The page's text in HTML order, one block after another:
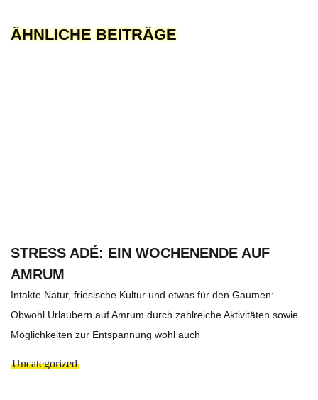
ÄHNLICHE BEITRÄGE
STRESS ADÉ: EIN WOCHENENDE AUF
AMRUM
Intakte Natur, friesische Kultur und etwas für den Gaumen:
Obwohl Urlaubern auf Amrum durch zahlreiche Aktivitäten sowie
Möglichkeiten zur Entspannung wohl auch
Uncategorized